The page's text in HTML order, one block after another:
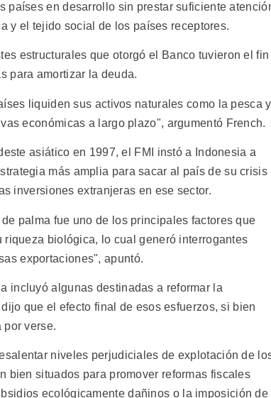
países en desarrollo sin prestar suficiente
y el tejido social de los países receptores.
estructurales que otorgó el Banco tuvieron el fin
para amortizar la deuda.
liquiden sus activos naturales como la pesca y
económicas a largo plazo", argumentó French.
asiático en 1997, el FMI instó a Indonesia a
más amplia para sacar al país de su crisis
inversiones extranjeras en ese sector.
palma fue uno de los principales factores que
biológica, lo cual generó interrogantes
exportaciones", apuntó.
incluyó algunas destinadas a reformar la
que el efecto final de esos esfuerzos, si bien
por verse.
niveles perjudiciales de explotación de
bien situados para promover reformas fiscales
ecológicamente dañinos o la imposición de